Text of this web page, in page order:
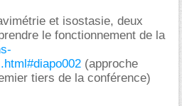
et isostasie, deux
le fonctionnement de la
(approche
tiers de la conférence)